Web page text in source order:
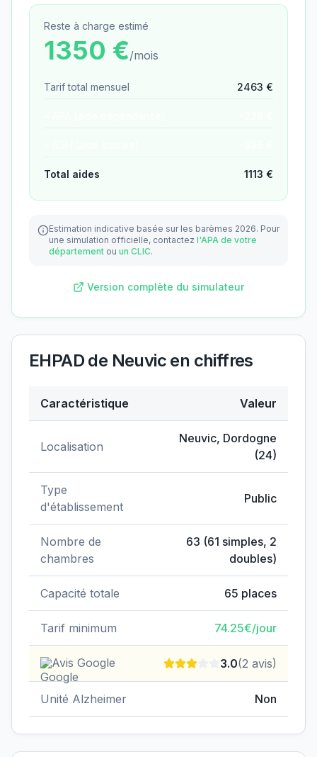
Reste à charge estimé
1350 €/mois
Tarif total mensuel 2463 €
Total aides 1113 €
Estimation indicative basée sur les barèmes 2026. Pour
une simulation officielle, contactez l'APA de votre
département ou un CLIC.
Version complète du simulateur
EHPAD de Neuvic en chiffres
Caractéristique Valeur
Localisation
Neuvic, Dordogne
(24)
Type
d'établissement
Public
Nombre de
chambres
63 (61 simples, 2
doubles)
Capacité totale 65 places
Tarif minimum 74.25€/jour
Avis Google 3.0(2 avis)
Unité Alzheimer Non